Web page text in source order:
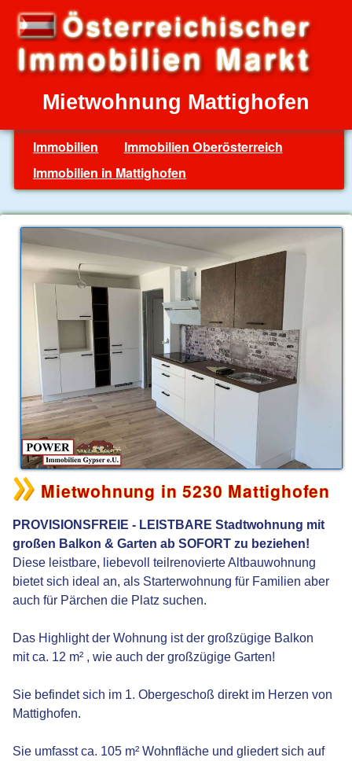
Mietwohnung Mattighofen
Immobilien
Immobilien Oberösterreich
Immobilien in Mattighofen
Mietwohnung in 5230 Mattighofen
PROVISIONSFREIE - LEISTBARE Stadtwohnung mit
großen Balkon & Garten ab SOFORT zu beziehen!
Diese leistbare, liebevoll teilrenovierte Altbauwohnung
bietet sich ideal an, als Starterwohnung für Familien aber
auch für Pärchen die Platz suchen.
Das Highlight der Wohnung ist der großzügige Balkon
mit ca. 12 m² , wie auch der großzügige Garten!
Sie befindet sich im 1. Obergeschoß direkt im Herzen von
Mattighofen.
Sie umfasst ca. 105 m² Wohnfläche und gliedert sich auf